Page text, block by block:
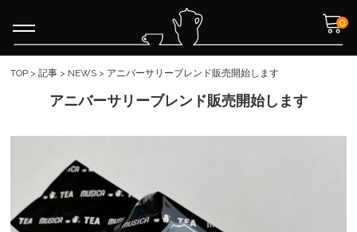
0
TOP > 記事 > NEWS > アニバーサリーブレンド販売開始します
アニバーサリーブレンド販売開始します